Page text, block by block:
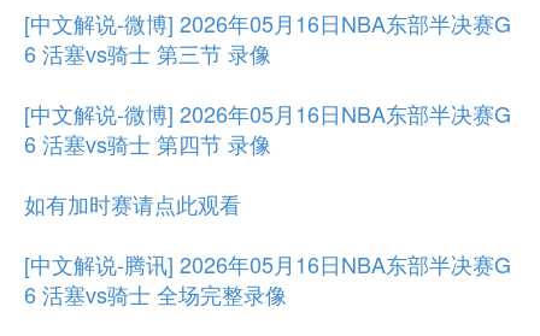
[中文解说-微博] 2026年05月16日NBA东部半决赛G
6 活塞vs骑士 第三节 录像
[中文解说-微博] 2026年05月16日NBA东部半决赛G
6 活塞vs骑士 第四节 录像
如有加时赛请点此观看
[中文解说-腾讯] 2026年05月16日NBA东部半决赛G
6 活塞vs骑士 全场完整录像